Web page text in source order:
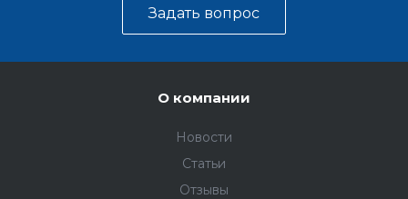
Задать вопрос
О компании
Новости
Статьи
Отзывы